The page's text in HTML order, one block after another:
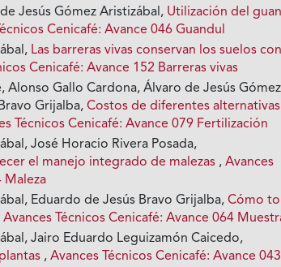
Jesús Gómez Aristizábal, Utilización del
Cenicafé: Avance 046 Guandul
Las barreras vivas conservan los suelos con
Cenicafé: Avance 152 Barreras vivas
Gallo Cardona, Álvaro de Jesús Gómez
Grijalba,Costos de diferentes
Técnicos Cenicafé: Avance 079 Fertilización
José Horacio Rivera Posada,
el manejo integrado de malezas ,Avances
Maleza
Eduardo de Jesús Bravo Grijalba,Cómo
Avances Técnicos Cenicafé: Avance 064
Jairo Eduardo Leguizamón Caicedo,
,Avances Técnicos Cenicafé: Avance 043